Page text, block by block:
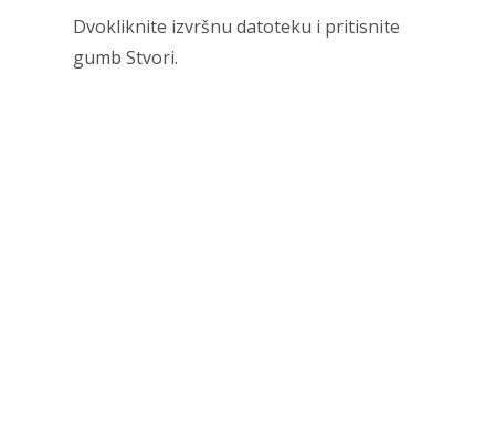
Dvokliknite izvršnu datoteku i pritisnite
gumb Stvori.